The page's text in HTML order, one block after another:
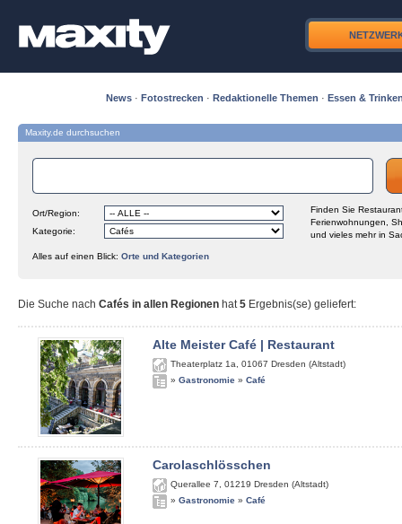
News · Fotostrecken · Redaktionelle Themen · Essen &
Maxity.de durchsuchen
Ort/Region:
Kategorie:
Finden Sie
Ferienwohnungen,
und vieles mehr in
Alles auf einen Blick: Orte und Kategorien
Die Suche nach Cafés in allen Regionen hat5 Ergebnis(se) geliefert:
Alte Meister Café | Restaurant
Theaterplatz 1a 01067 Dresden (Altstadt)
» Gastronomie » Café
Carolaschlösschen
Querallee 7 01219 Dresden (Altstadt)
» Gastronomie » Café